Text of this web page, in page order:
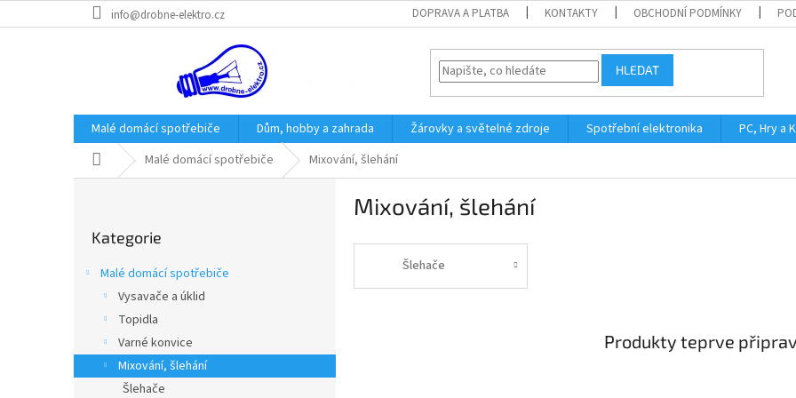
na
info@drobne-elektro.cz DOPRAVA A PLATBA KONTAKTY OBCHODNÍ PODMÍNKY
HLEDAT
Malé domácí spotřebiče Dům, hobby a zahrada Žárovky a světelné zdroje Spotřební elektronika PC, Hry a
Domů Malé domácí spotřebiče Mixování, šlehání
a
kategorie
Kategorie
Malé domácí spotřebiče
Vysavače a úklid
Topidla
Varné konvice
Mixování, šlehání
Šlehače
Mixování, šlehání
Šlehače
Produkty teprve